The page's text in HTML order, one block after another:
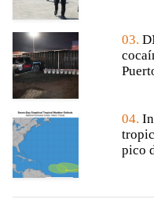
03.
04.
pico